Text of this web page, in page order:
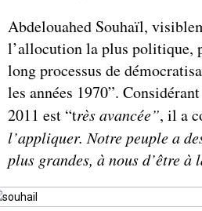
Abdelouahed Souhaïl,
l’allocution la plus politique,
long processus de
les années 1970”.
2011 est “très avancée”, il a
l’appliquer. Notre peuple a
plus grandes, à nous d’être à